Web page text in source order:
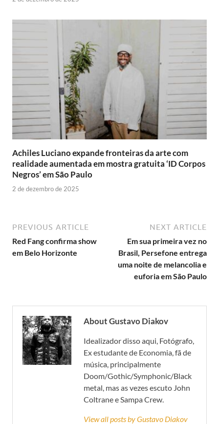
Achiles Luciano expande fronteiras da arte com
realidade aumentada em mostra gratuita ‘ID Corpos
Negros’ em São Paulo
2 de dezembro de 2025
PREVIOUS ARTICLE
Red Fang confirma show
em Belo Horizonte
NEXT ARTICLE
Em sua primeira vez no
Brasil, Persefone entrega
uma noite de melancolia e
euforia em São Paulo
About Gustavo Diakov
Idealizador disso aqui, Fotógrafo,
Ex estudante de Economia, fã de
música, principalmente
Doom/Gothic/Symphonic/Black
metal, mas as vezes escuto John
Coltrane e Sampa Crew.
View all posts by Gustavo Diakov